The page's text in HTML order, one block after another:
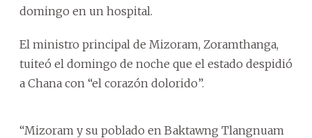
domingo en un hospital.
El ministro principal de Mizoram, Zoramthanga,
tuiteó el domingo de noche que el estado despidió
a Chana con “el corazón dolorido”.
“Mizoram y su poblado en Baktawng Tlangnuam